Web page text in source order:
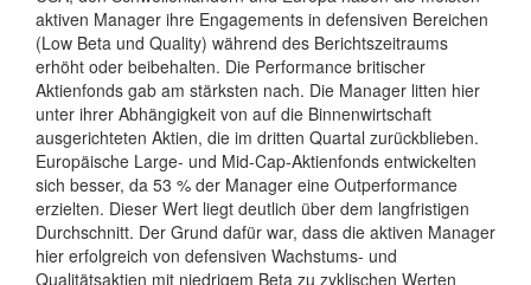
aktiven Manager ihre Engagements in defensiven Bereichen
(Low Beta und Quality) während des Berichtszeitraums
erhöht oder beibehalten. Die Performance britischer
Aktienfonds gab am stärksten nach. Die Manager litten hier
unter ihrer Abhängigkeit von auf die Binnenwirtschaft
ausgerichteten Aktien, die im dritten Quartal zurückblieben.
Europäische Large- und Mid-Cap-Aktienfonds entwickelten
sich besser, da 53 % der Manager eine Outperformance
erzielten. Dieser Wert liegt deutlich über dem langfristigen
Durchschnitt. Der Grund dafür war, dass die aktiven Manager
hier erfolgreich von defensiven Wachstums- und
Qualitätsaktien mit niedrigem Beta zu zyklischen Werten